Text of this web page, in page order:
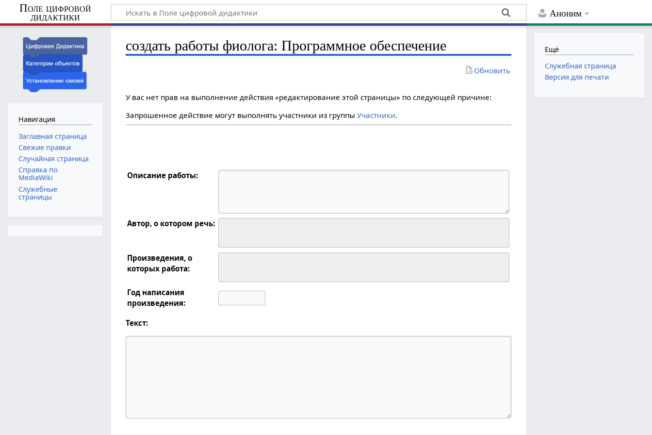
Аноним
Поле цифровой
дидактики
создать работы фиолога: Программное обеспечение
Обновить
У вас нет прав на выполнение действия «редактирование этой страницы» по следующей причине:
Запрошенное действие могут выполнять участники из группыУчастники.
Описание работы:
Автор, о котором речь:
Произведения, о
которых работа:
Год написания
произведения:
Текст:
Навигация
Заглавная страница
Свежие правки
Случайная страница
Справка по
MediaWiki
Служебные
страницы
Ещё
Служебная страница
Версия для печати